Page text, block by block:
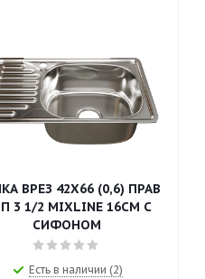
ВРЕЗ 42Х66 (0,6) ПРАВ
3 1/2 MIXLINE 16СМ С
СИФОНОМ
Есть в наличии (2)